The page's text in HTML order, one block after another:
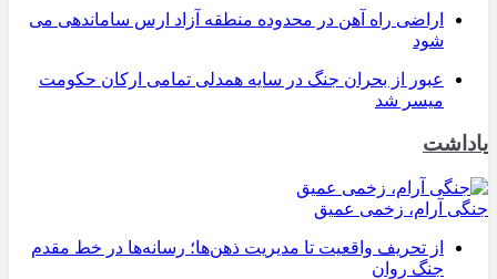
اراضی راه آهن در محدوده منطقه آزاد ارس ساماندهی می
شود
عبور از بحران جنگ در سایه همدلی تمامی ارکان حکومت
میسر شد
یاداشت
جنگی آرام، زخمی عمیق
از تحریف واقعیت تا مدیریت ذهن‌ها؛ رسانه‌ها در خط مقدم
جنگ روان